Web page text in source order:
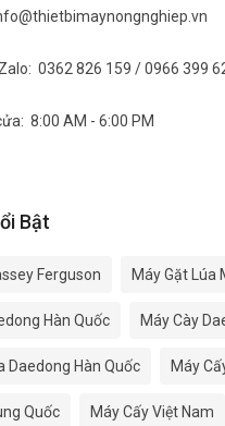
0362 826 159 / 0966 399
8:00 AM - 6:00 PM
Bật
Ferguson Máy Gặt Lúa
Hàn Quốc Máy Cày
Daedong Hàn Quốc Máy
Quốc Máy Cấy Việt Nam